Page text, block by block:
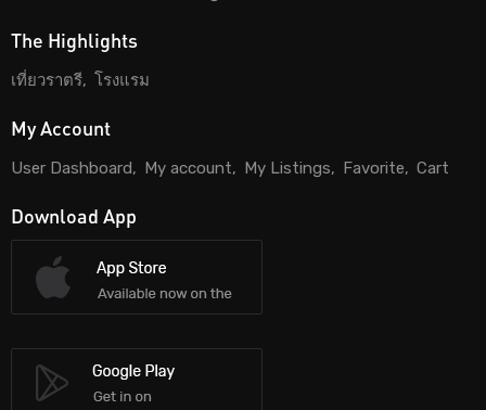
The Highlights
เที่ยวราตรี โรงแรม
My Account
User Dashboard My account My Listings Favorite Cart
Download App